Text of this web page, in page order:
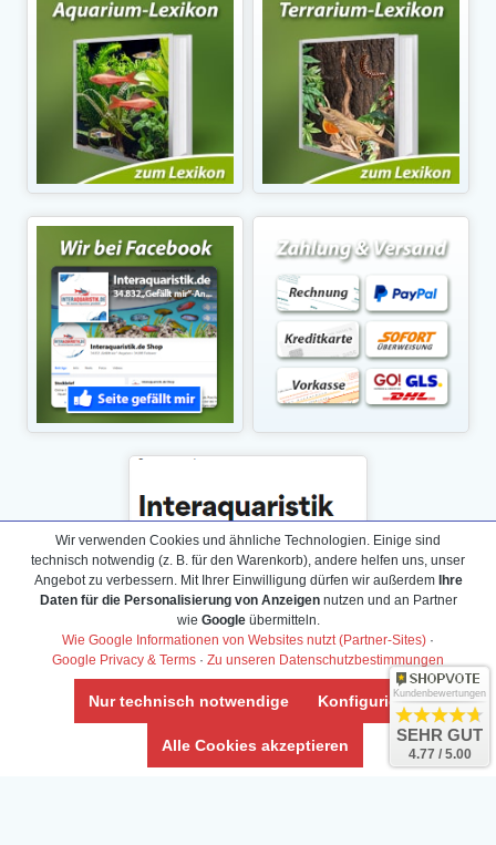
Daten­schutz­erklärung
Widerrufs­recht /Widerrufs­formular
Wir verwenden Cookies und ähnliche Technologien. Einige sind
technisch notwendig (z. B. für den Warenkorb), andere helfen uns, unser
Angebot zu verbessern. Mit Ihrer Einwilligung dürfen wir außerdem Ihre
Daten für die Personalisierung von Anzeigennutzen und an Partner
wie Googleübermitteln.
Wie Google Informationen von Websites nutzt (Partner-Sites) ·
Google Privacy & Terms · Zu unseren Datenschutzbestimmungen
Nur technisch notwendige Konfigurieren
Alle Cookies akzeptieren
Kundenbewertungen
SEHR GUT
4.77 / 5.00